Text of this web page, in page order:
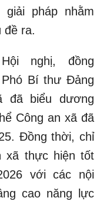
pháp nhằm
đề ra.
nghị, đồng
Bí thư Đảng
đã biểu dương
Công an xã đã
Đồng thời, chỉ
xã thực hiện tốt
với các nội
cao năng lực